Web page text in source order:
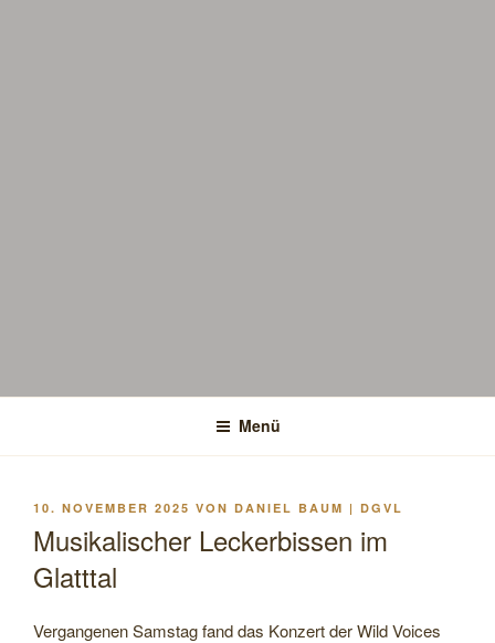
Menü
VERÖFFENTLICHT
10. NOVEMBER 2025 VON DANIEL BAUM | DGVL
Musikalischer Leckerbissen im
Glatttal
Vergangenen Samstag fand das Konzert der Wild Voices